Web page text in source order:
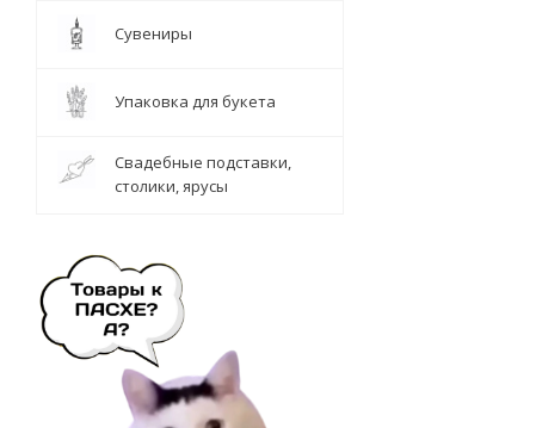
Сувениры
Упаковка для букета
Свадебные подставки,
столики, ярусы